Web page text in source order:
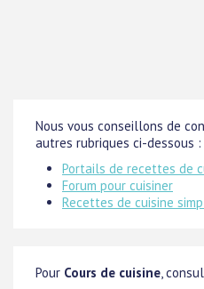
Nous vous conseillons de
autres rubriques ci-dessous :
Portails de recettes de
Forum pour cuisiner
Recettes de cuisine
Pour Cours de cuisine,